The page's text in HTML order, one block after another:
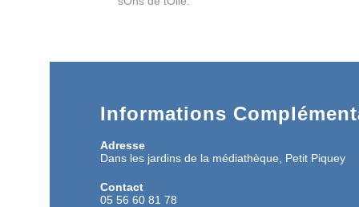
Informations
Adresse
Dans les jardins de la médiathèque, Petit Piquey
Contact
05 56 60 81 78